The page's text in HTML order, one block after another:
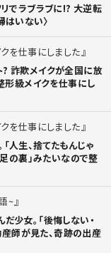
リでラブラブに!? 大逆転
はいない〉
を仕事にしました
? 詐欺メイクが全国に放
形級メイクを仕事にし
を仕事にしました
人生、捨てたもんじゃ
の裏」みたいなので整
~
だ少女。「後悔しない・
師が見た、奇跡の出産